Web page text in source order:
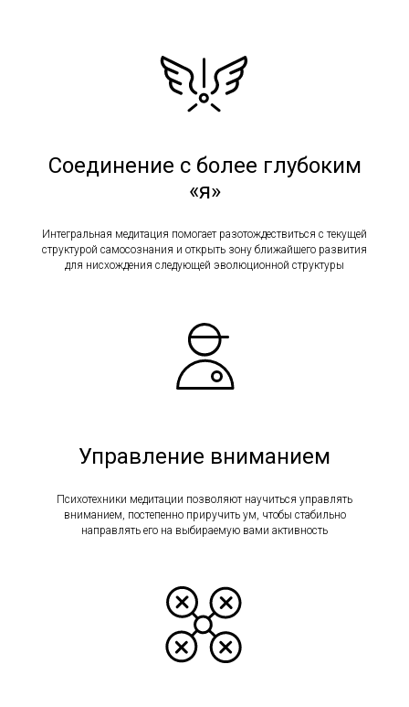
Соединение с более глубоким
«я»
Интегральная медитация помогает разотождествиться с текущей
структурой самосознания и открыть зону ближайшего развития
для нисхождения следующей эволюционной структуры
Управление вниманием
Психотехники медитации позволяют научиться управлять
вниманием, постепенно приручить ум, чтобы стабильно
направлять его на выбираемую вами активность